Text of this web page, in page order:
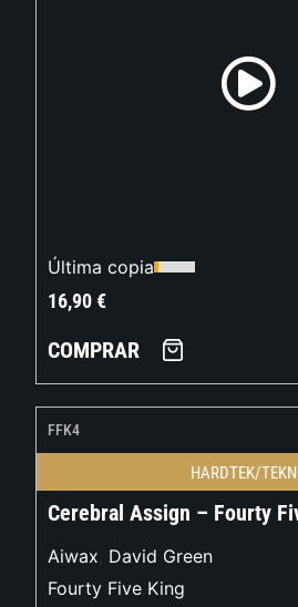
Última copia
16,90€
COMPRAR
FFK4
HARDTEK/
Cerebral Assign – Fourty
Aiwax, David Green
Fourty Five King